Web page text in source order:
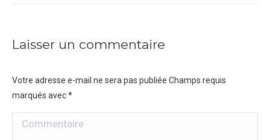
Laisser un commentaire
Votre adresse e-mail ne sera pas publiée Champs requis
marqués avec*
Commentaire